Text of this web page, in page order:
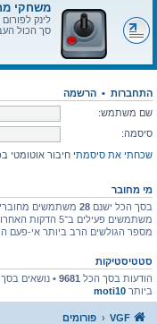
משחקי
לינק
סך הכול
התחברות • הרשמה
שם משתמש:
סיסמה:
שכחתי את סיסמתי חיבור
מי מחובר
בסך הכל ישנם 28
משתמשים פעילים ב־5 הדקות האחרונות)
מספר הגולשים הרב ביותר אי-פעם
סטטיסטיקות
הודעות בסך הכל 9681 • נושאים
ביותר moti10
VGF פורומים